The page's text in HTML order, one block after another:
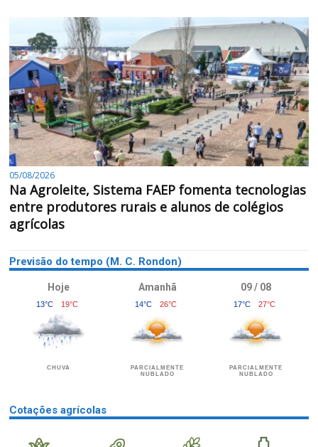
05/08/2026
Na Agroleite, Sistema FAEP fomenta tecnologias
entre produtores rurais e alunos de colégios
agrícolas
Previsão do tempo (M. C. Rondon)
Hoje
13°C 19°C
CHUVA
Amanhã
14°C 26°C
PARCIALMENTE
NUBLADO
09 / 08
17°C 27°C
PARCIALMENTE
NUBLADO
Cotações agrícolas